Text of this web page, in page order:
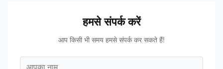
हमसे संपर्क करें
आप किसी भी समय हमसे संपर्क कर सकते हैं!